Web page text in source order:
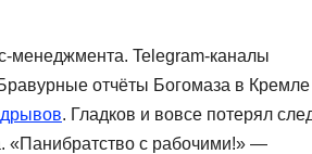
менеджмента. Telegram-каналы
отчёты Богомаза в Кремле
. Гладков и вовсе потерял
«Панибратство с рабочими!» —